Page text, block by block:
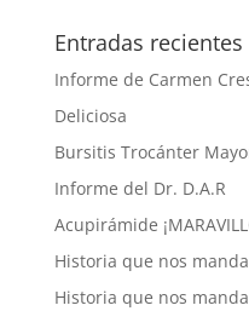
Entradas recientes
Informe de Carmen
Deliciosa
Bursitis Trocánter
Informe del Dr. D.A.R
Acupirámide
Historia que nos
Historia que nos